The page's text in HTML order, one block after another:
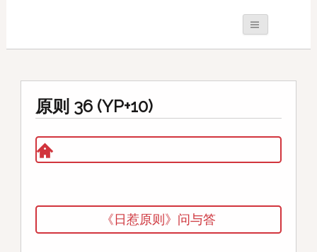
原则 36 (YP+10)
《日惹原则》问与答